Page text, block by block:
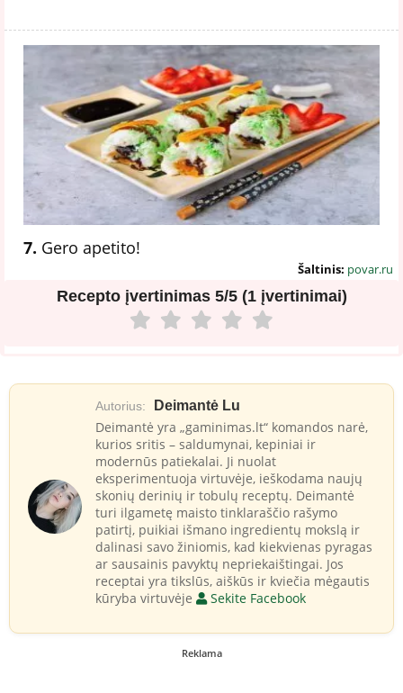
7. Gero apetito!
Šaltinis: povar.ru
Recepto įvertinimas 5/5 (1 įvertinimai)
Autorius: Deimantė Lu
Deimantė yra „gaminimas.lt“ komandos narė,
kurios sritis – saldumynai, kepiniai ir
modernūs patiekalai. Ji nuolat
eksperimentuoja virtuvėje, ieškodama naujų
skonių derinių ir tobulų receptų. Deimantė
turi ilgametę maisto tinklaraščio rašymo
patirtį, puikiai išmano ingredientų mokslą ir
dalinasi savo žiniomis, kad kiekvienas pyragas
ar sausainis pavyktų nepriekaištingai. Jos
receptai yra tikslūs, aiškūs ir kviečia mėgautis
kūryba virtuvėje
Sekite Facebook
Reklama